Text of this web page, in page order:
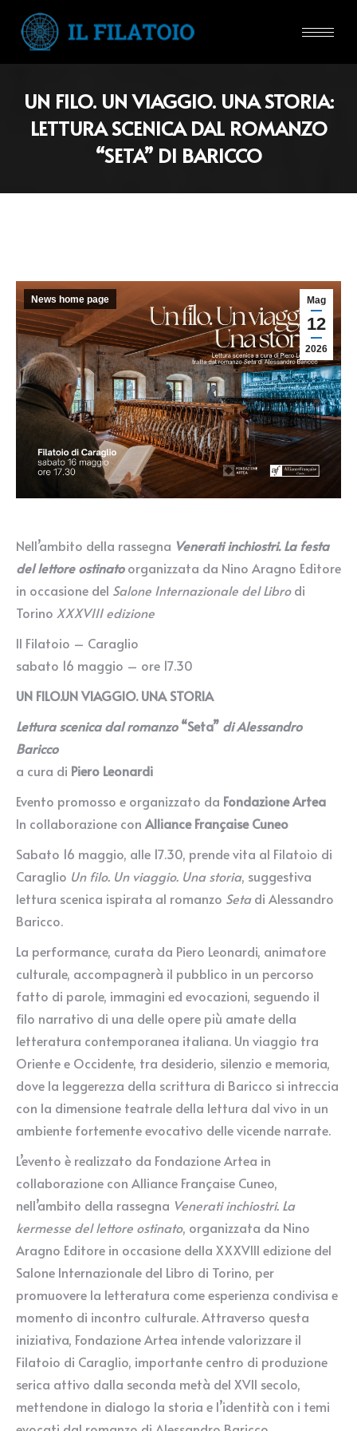
UN FILO. UN VIAGGIO. UNA STORIA:
LETTURA SCENICA DAL ROMANZO
“SETA” DI BARICCO
Mag
12
2026
News home page
Nell’ambito della rassegna Venerati inchiostri. La festa
del lettore ostinatoorganizzata da Nino Aragno Editore
in occasione del Salone Internazionale del Librodi
Torino XXXVIII edizione
Il Filatoio – Caraglio
sabato 16 maggio – ore 17.30
UN FILO.UN VIAGGIO. UNA STORIA
Lettura scenica dal romanzo“Seta” di Alessandro
Baricco
a cura di Piero Leonardi
Evento promosso e organizzato da Fondazione Artea
In collaborazione con Alliance Française Cuneo
Sabato 16 maggio, alle 17.30, prende vita al Filatoio di
Caraglio Un filo. Un viaggio. Una storia, suggestiva
lettura scenica ispirata al romanzo Setadi Alessandro
Baricco.
La performance, curata da Piero Leonardi, animatore
culturale, accompagnerà il pubblico in un percorso
fatto di parole, immagini ed evocazioni, seguendo il
filo narrativo di una delle opere più amate della
letteratura contemporanea italiana. Un viaggio tra
Oriente e Occidente, tra desiderio, silenzio e memoria,
dove la leggerezza della scrittura di Baricco si intreccia
con la dimensione teatrale della lettura dal vivo in un
ambiente fortemente evocativo delle vicende narrate.
L’evento è realizzato da Fondazione Artea in
collaborazione con Alliance Française Cuneo,
nell’ambito della rassegna Venerati inchiostri. La
kermesse del lettore ostinato, organizzata da Nino
Aragno Editore in occasione della XXXVIII edizione del
Salone Internazionale del Libro di Torino, per
promuovere la letteratura come esperienza condivisa e
momento di incontro culturale. Attraverso questa
iniziativa, Fondazione Artea intende valorizzare il
Filatoio di Caraglio, importante centro di produzione
serica attivo dalla seconda metà del XVII secolo,
mettendone in dialogo la storia e l’identità con i temi